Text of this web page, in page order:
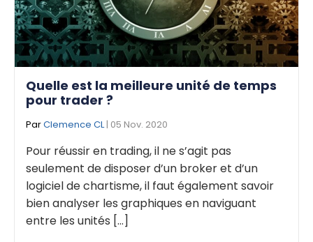
Quelle est la meilleure unité de temps
pour trader ?
ParClemence CL| 05 Nov. 2020
Pour réussir en trading, il ne s’agit pas
seulement de disposer d’un broker et d’un
logiciel de chartisme, il faut également savoir
bien analyser les graphiques en naviguant
entre les unités [...]